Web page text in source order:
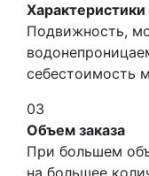
Подвижность,
себестоимость
03
Объем заказа
При большем
на большее